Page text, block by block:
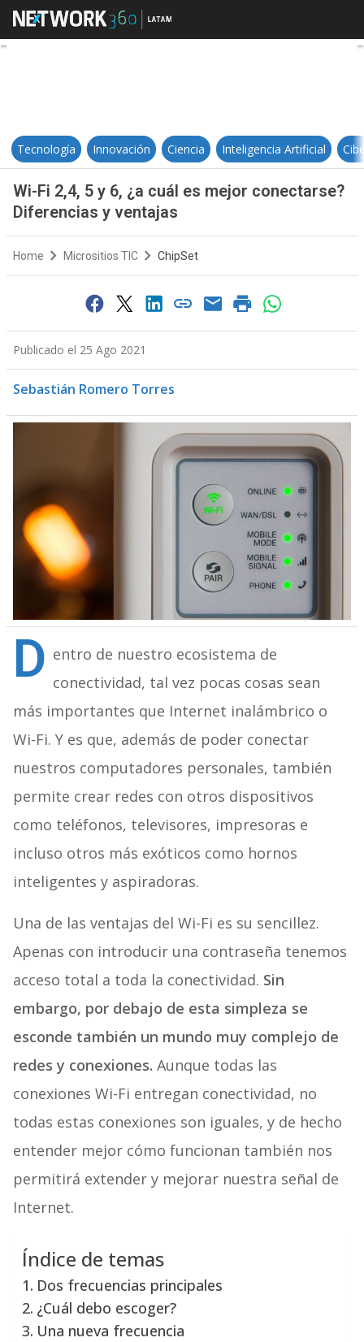
Wi-Fi 2,4, 5 y 6, ¿a cuál es mejor
Tecnología Innovación Ciencia Inteligencia Artificial
Wi-Fi 2,4, 5 y 6, ¿a cuál es mejor conectarse?
Diferencias y ventajas
Home Micrositios TIC ChipSet
Publicado el 25 Ago 2021
Sebastián Romero Torres
D entro de nuestro ecosistema de
conectividad, tal vez pocas cosas sean
más importantes que Internet inalámbrico o
Wi-Fi. Y es que, además de poder conectar
nuestros computadores personales, también
permite crear redes con otros dispositivos
como teléfonos, televisores, impresoras e
incluso otros más exóticos como hornos
inteligentes y aspiradoras.
Una de las ventajas del Wi-Fi es su sencillez.
Apenas con introducir una contraseña tenemos
acceso total a toda la conectividad. Sin
embargo, por debajo de esta simpleza se
esconde también un mundo muy complejo de
redes y conexiones. Aunque todas las
conexiones Wi-Fi entregan conectividad, no
todas estas conexiones son iguales, y de hecho
entender mejor cómo funcionan también nos
permitirá extender y mejorar nuestra señal de
Internet.
Índice de temas
Dos frecuencias principales
¿Cuál debo escoger?
Una nueva frecuencia